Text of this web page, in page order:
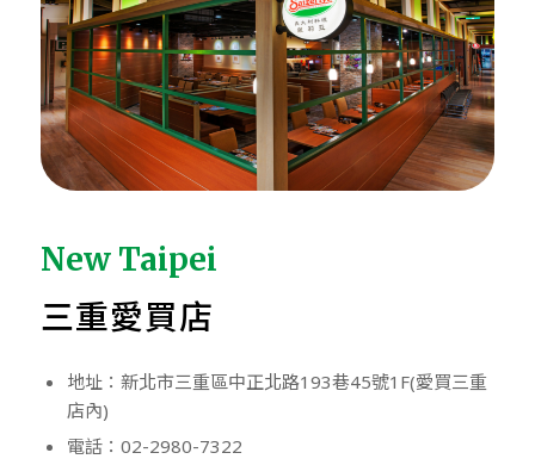
New Taipei
三重愛買店
地址： 新北市三重區中正北路193巷45號1F(愛買三重
店內)
電話： 02-2980-7322